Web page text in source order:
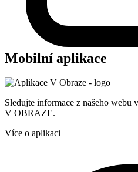
Mobilní aplikace
Sledujte informace z našeho
V OBRAZE.
Více o aplikaci